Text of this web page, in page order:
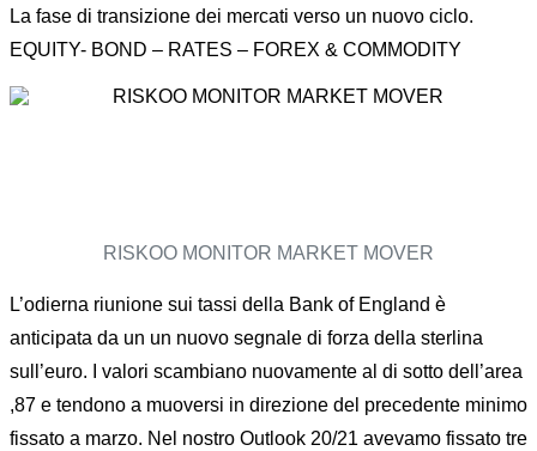
La fase di transizione dei mercati verso un nuovo ciclo.
EQUITY- BOND – RATES – FOREX & COMMODITY
RISKOO MONITOR MARKET MOVER
L’odierna riunione sui tassi della Bank of England è
anticipata da un un nuovo segnale di forza della sterlina
sull’euro. I valori scambiano nuovamente al di sotto dell’area
,87 e tendono a muoversi in direzione del precedente minimo
fissato a marzo. Nel nostro Outlook 20/21 avevamo fissato tre